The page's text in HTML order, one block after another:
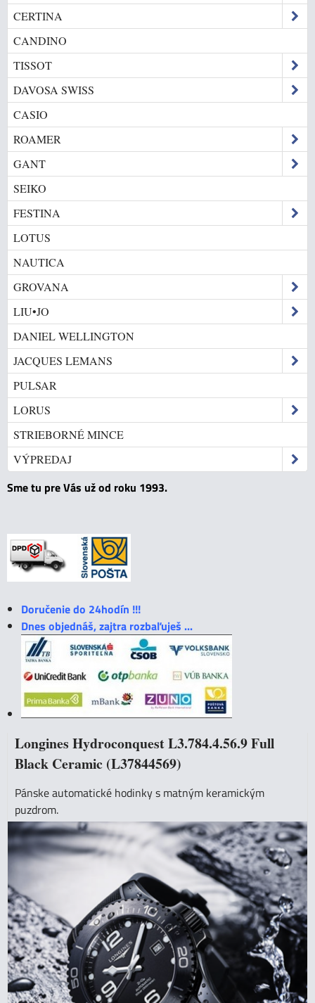
CERTINA
CANDINO
TISSOT
DAVOSA SWISS
CASIO
ROAMER
GANT
SEIKO
FESTINA
LOTUS
NAUTICA
GROVANA
LIU•JO
DANIEL WELLINGTON
JACQUES LEMANS
PULSAR
LORUS
STRIEBORNÉ MINCE
VÝPREDAJ
Sme tu pre Vás už od roku 1993.
Doručenie do 24hodín !!!
Dnes objednáš, zajtra rozbaľuješ ...
Longines Hydroconquest L3.784.4.56.9 Full
Black Ceramic (L37844569)
Pánske automatické hodinky s matným keramickým
puzdrom.